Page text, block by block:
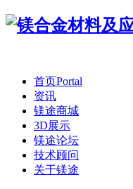
首页Portal
资讯
镁途商城
3D展示
镁途论坛
技术顾问
关于镁途